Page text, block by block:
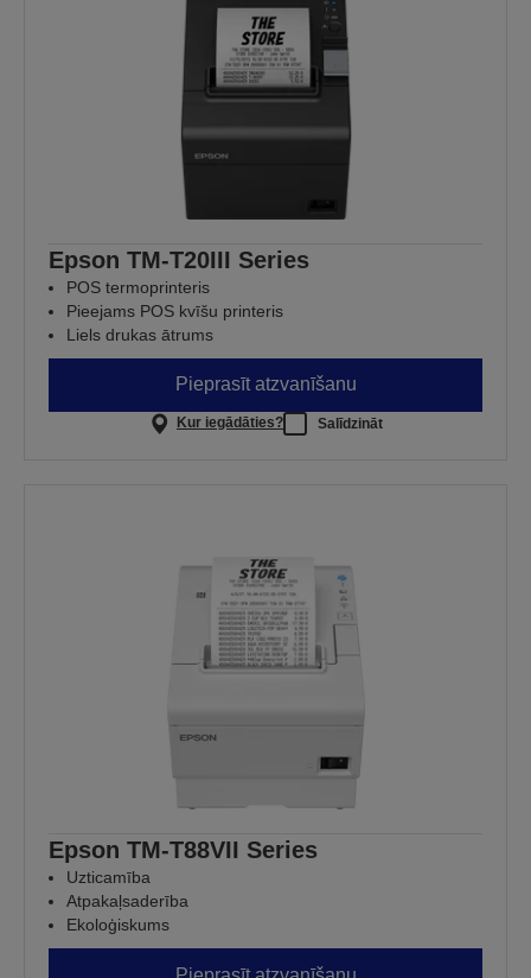
Epson TM-T20III Series
POS termoprinteris
Pieejams POS kvīšu printeris
Liels drukas ātrums
Pieprasīt atzvanīšanu
Kur iegādāties? Salīdzināt
Epson TM-T88VII Series
Uzticamība
Atpakaļsaderība
Ekoloģiskums